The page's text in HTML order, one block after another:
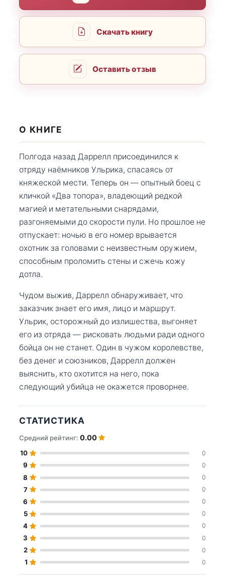
Скачать книгу
Оставить отзыв
О КНИГЕ
Полгода назад Даррелл присоединился к
отряду наёмников Ульрика, спасаясь от
княжеской мести. Теперь он — опытный боец с
кличкой «Два топора», владеющий редкой
магией и метательными снарядами,
разгоняемыми до скорости пули. Но прошлое не
отпускает: ночью в его номер врывается
охотник за головами с неизвестным оружием,
способным проломить стены и сжечь кожу
дотла.
Чудом выжив, Даррелл обнаруживает, что
заказчик знает его имя, лицо и маршрут.
Ульрик, осторожный до излишества, выгоняет
его из отряда — рисковать людьми ради одного
бойца он не станет. Один в чужом королевстве,
без денег и союзников, Даррелл должен
выяснить, кто охотится на него, пока
следующий убийца не окажется проворнее.
СТАТИСТИКА
Средний рейтинг: 0.00
10 0
9 0
8 0
7 0
6 0
5 0
4 0
3 0
2 0
1 0